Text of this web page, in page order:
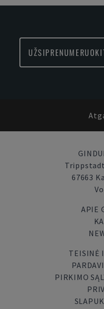
67663
APIE
TEISINĖ
PIRKIMO